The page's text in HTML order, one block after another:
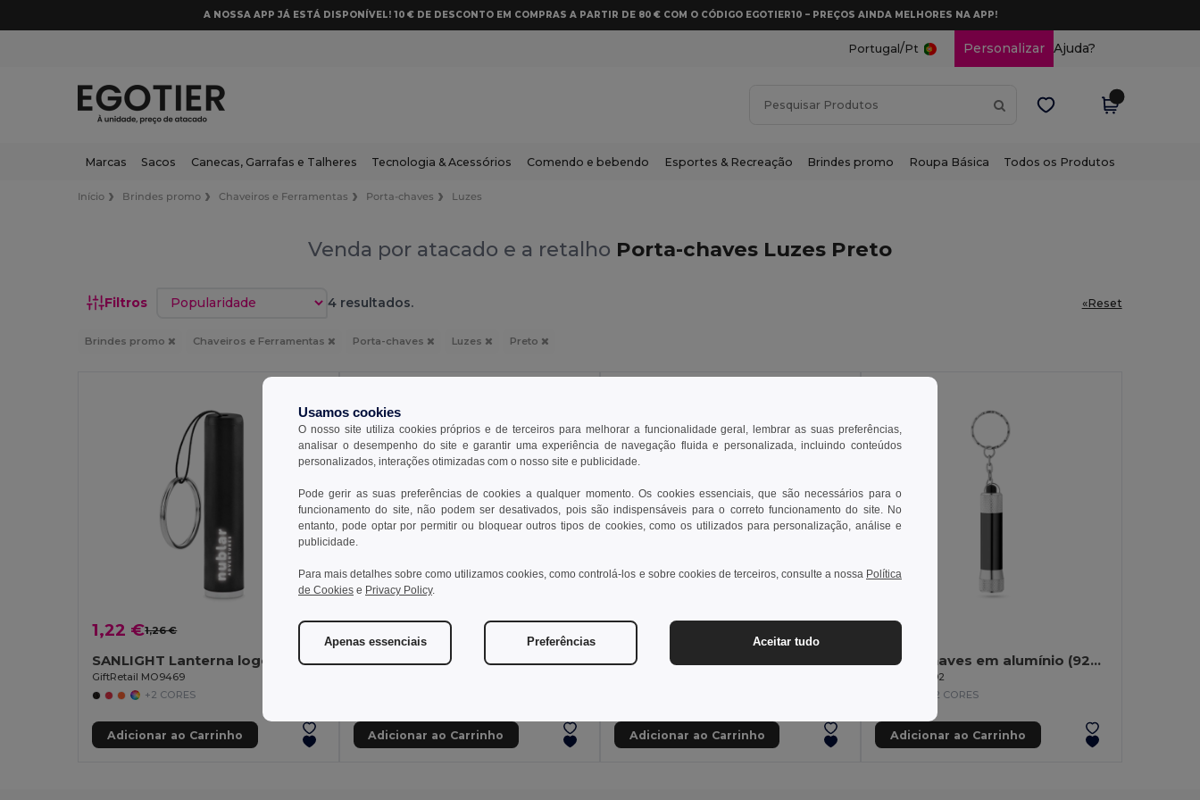
A NOSSA APP JÁ ESTÁ DISPONÍVEL! 10 € DE DESCONTO EM COMPRAS A PARTIR DE 80 € COM O CÓDIGO EGOTIER10 – PREÇOS AINDA MELHORES NA APP!
Portugal /Pt Personalizar Ajuda?
Marcas Sacos Canecas, Garrafas e Talheres Tecnologia & Acessórios Comendo e bebendo Esportes & Recreação Brindes promo Roupa Básica Todos os Produtos
Início Brindes promo Chaveiros e Ferramentas Porta-chaves Luzes
Venda por atacado e a retalho Porta-chaves Luzes Preto
Filtros Classificar por 4 resultados. «Reset
Brindes promo Chaveiros e Ferramentas Porta-chaves Luzes Preto
1,22 €1,26 € -4%
SANLIGHT Lanterna logo iluminável
GiftRetail MO9469
+2 CORES
Adicionar ao Carrinho
ARIZO Lanterna Porta-chaves
Adicionar ao Carrinho
1,79 €
Adicionar ao Carrinho
2,06 €
Porta-chaves em alumínio (92% reciclado) com lanterna de 3 luzes LEDs
Egotier 95092
+2 CORES
Adicionar ao Carrinho
Usamos cookies
O nosso site utiliza cookies próprios e de terceiros para melhorar a funcionalidade geral, lembrar as suas preferências,
analisar o desempenho do site e garantir uma experiência de navegação fluida e personalizada, incluindo conteúdos
personalizados, interações otimizadas com o nosso site e publicidade.
Pode gerir as suas preferências de cookies a qualquer momento. Os cookies essenciais, que são necessários para o
funcionamento do site, não podem ser desativados, pois são indispensáveis para o correto funcionamento do site. No
entanto, pode optar por permitir ou bloquear outros tipos de cookies, como os utilizados para personalização, análise e
publicidade.
Para mais detalhes sobre como utilizamos cookies, como controlá-los e sobre cookies de terceiros, consulte a nossa Política
de Cookies e Privacy Policy.
Apenas essenciais Preferências Aceitar tudo